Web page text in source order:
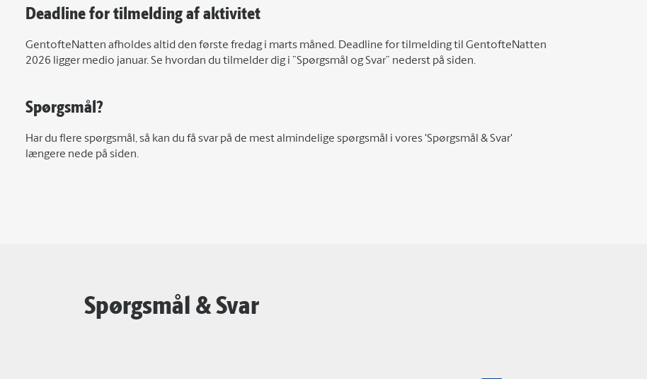
Deadline for tilmelding af aktivitet
GentofteNatten afholdes altid den første fredag i marts måned. Deadline for tilmelding til GentofteNatten
2026 ligger medio januar. Se hvordan du tilmelder dig i ”Spørgsmål og Svar” nederst på siden.
Spørgsmål?
Har du flere spørgsmål, så kan du få svar på de mest almindelige spørgsmål i vores 'Spørgsmål & Svar'
længere nede på siden.
Spørgsmål & Svar